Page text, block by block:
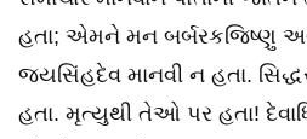
હતા; એમને મન બર્બરકજિષ્ણુ
જયસિંહદેવ માનવી ન હતા.
હતા. મૃત્યુથી તેઓ પર હતા!